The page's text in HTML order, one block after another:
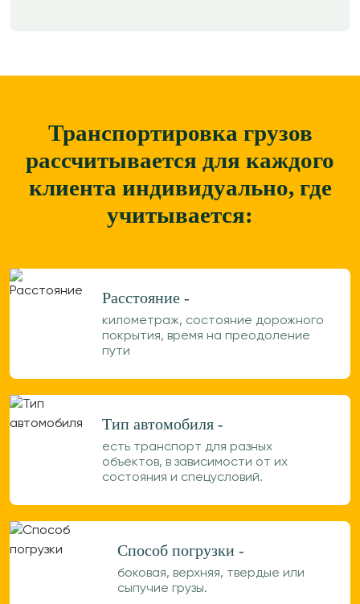
Транспортировка грузов
рассчитывается для каждого
клиента индивидуально, где
учитывается:
Расстояние -
километраж, состояние дорожного
покрытия, время на преодоление
пути
Тип автомобиля -
есть транспорт для разных
объектов, в зависимости от их
состояния и спецусловий.
Способ погрузки -
боковая, верхняя, твердые или
сыпучие грузы.